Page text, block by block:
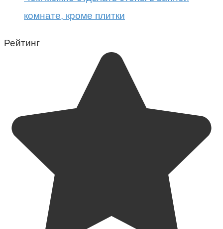
комнате, кроме плитки
Рейтинг